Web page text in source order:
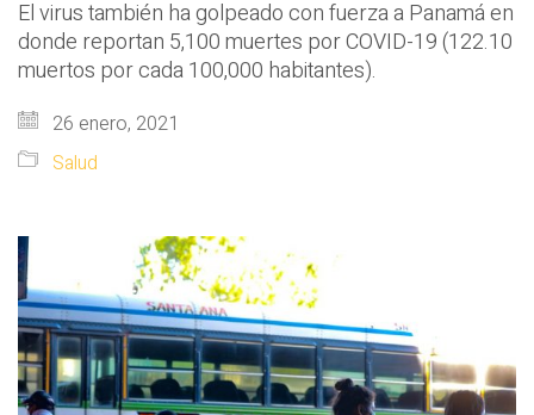
El virus también ha golpeado con fuerza a Panamá en
donde reportan 5,100 muertes por COVID-19 (122.10
muertos por cada 100,000 habitantes).
26 enero, 2021
Salud